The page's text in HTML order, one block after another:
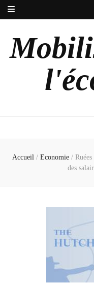
Accueil / Economie /
des